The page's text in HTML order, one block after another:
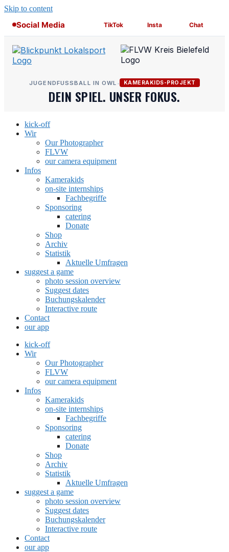
Skip to content
Social Media TikTok Insta Chat
JUGENDFUSSBALL IN OWL • KAMERAKIDS-PROJEKT
DEIN SPIEL. UNSER FOKUS.
kick-off
Wir
Our Photographer
FLVW
our camera equipment
Infos
Kamerakids
on-site internships
Fachbegriffe
Sponsoring
catering
Donate
Shop
Archiv
Statistik
Aktuelle Umfragen
suggest a game
photo session overview
Suggest dates
Buchungskalender
Interactive route
Contact
our app
kick-off
Wir
Our Photographer
FLVW
our camera equipment
Infos
Kamerakids
on-site internships
Fachbegriffe
Sponsoring
catering
Donate
Shop
Archiv
Statistik
Aktuelle Umfragen
suggest a game
photo session overview
Suggest dates
Buchungskalender
Interactive route
Contact
our app